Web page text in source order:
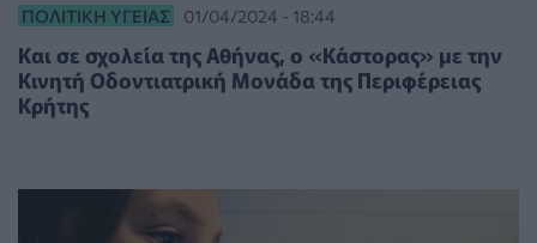
ΠΟΛΙΤΙΚΉ ΥΓΕΊΑΣ 01/04/2024 - 18:44
Και σε σχολεία της Αθήνας, ο «Κάστορας» με την
Κινητή Οδοντιατρική Μονάδα της Περιφέρειας
Κρήτης